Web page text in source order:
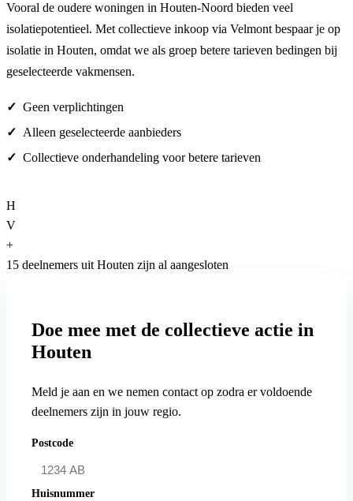
Vooral de oudere woningen in Houten-Noord bieden veel
isolatiepotentieel. Met collectieve inkoop via Velmont bespaar je op
isolatie in Houten, omdat we als groep betere tarieven bedingen bij
geselecteerde vakmensen.
Geen verplichtingen
Alleen geselecteerde aanbieders
Collectieve onderhandeling voor betere tarieven
H
V
+
15 deelnemers uit Houten zijn al aangesloten
Doe mee met de collectieve actie in
Houten
Meld je aan en we nemen contact op zodra er voldoende
deelnemers zijn in jouw regio.
Postcode
Huisnummer